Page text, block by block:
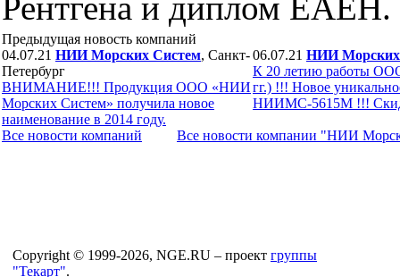
Предыдущая новость компаний
04.07.21 НИИ Морских Систем, Санкт-
Петербург
ВНИМАНИЕ!!! Продукция ООО «НИИ
Морских Систем» получила новое
наименование в 2014 году.
06.07.21 НИИ Морских
К 20 летию работы
гг.) !!! Новое
НИИМС-5615М !!!
Все новости компaний Все новости компaнии "НИИ
Copyright © 1999-2026, NGE.RU – проект группы
"Текарт".